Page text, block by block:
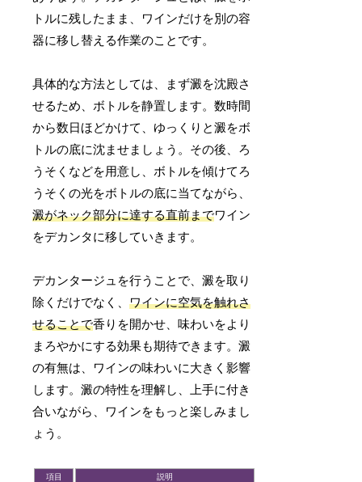
トルに残したまま、ワインだけを別の容
器に移し替える作業のことです。
具体的な方法としては、まず澱を沈殿さ
せるため、ボトルを静置します。数時間
から数日ほどかけて、ゆっくりと澱をボ
トルの底に沈ませましょう。その後、ろ
うそくなどを用意し、ボトルを傾けてろ
うそくの光をボトルの底に当てながら、
澱がネック部分に達する直前までワイン
をデカンタに移していきます。
デカンタージュを行うことで、澱を取り
除くだけでなく、ワインに空気を触れさ
せることで香りを開かせ、味わいをより
まろやかにする効果も期待できます。澱
の有無は、ワインの味わいに大きく影響
します。澱の特性を理解し、上手に付き
合いながら、ワインをもっと楽しみまし
ょう。
項目 説明